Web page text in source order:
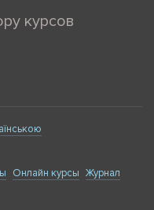
курсов
Онлайн курсы Журнал